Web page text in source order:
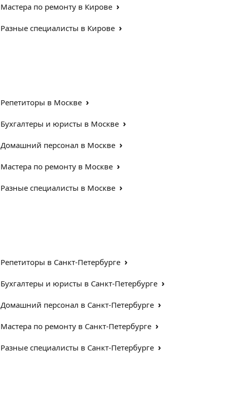
Мастера по ремонту в Кирове ›
Разные специалисты в Кирове ›
Репетиторы в Москве ›
Бухгалтеры и юристы в Москве ›
Домашний персонал в Москве ›
Мастера по ремонту в Москве ›
Разные специалисты в Москве ›
Репетиторы в Санкт-Петербурге ›
Бухгалтеры и юристы в Санкт-Петербурге ›
Домашний персонал в Санкт-Петербурге ›
Мастера по ремонту в Санкт-Петербурге ›
Разные специалисты в Санкт-Петербурге ›